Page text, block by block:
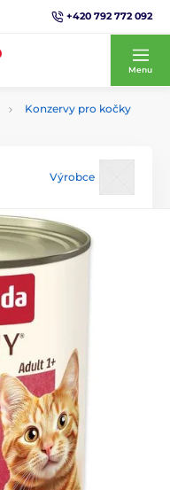
+420 792 772 092
Menu
Konzervy pro kočky
Výrobce